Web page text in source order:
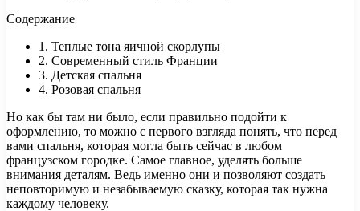
Содержание
1. Теплые тона яичной скорлупы
2. Современный стиль Франции
3. Детская спальня
4. Розовая спальня
Но как бы там ни было, если правильно подойти к
оформлению, то можно с первого взгляда понять, что перед
вами спальня, которая могла быть сейчас в любом
французском городке. Самое главное, уделять больше
внимания деталям. Ведь именно они и позволяют создать
неповторимую и незабываемую сказку, которая так нужна
каждому человеку.